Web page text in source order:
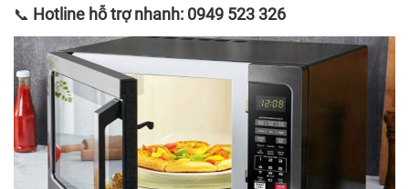
📞 Hotline hỗ trợ nhanh: 0949 523 326